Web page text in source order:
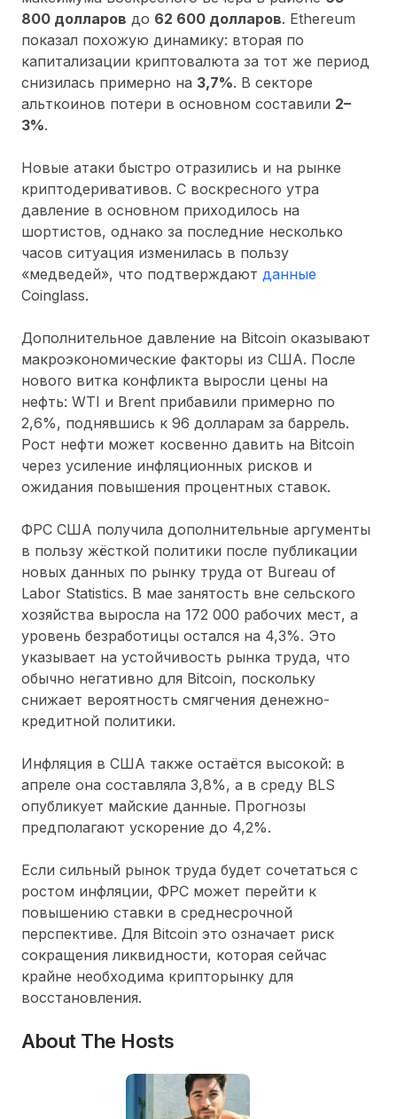
800 долларов до 62 600 долларов. Ethereum
показал похожую динамику: вторая по
капитализации криптовалюта за тот же период
снизилась примерно на 3,7%. В секторе
альткоинов потери в основном составили 2–
3%.
Новые атаки быстро отразились и на рынке
криптодеривативов. С воскресного утра
давление в основном приходилось на
шортистов, однако за последние несколько
часов ситуация изменилась в пользу
«медведей», что подтверждают данные
Coinglass.
Дополнительное давление на Bitcoin оказывают
макроэкономические факторы из США. После
нового витка конфликта выросли цены на
нефть: WTI и Brent прибавили примерно по
2,6%, поднявшись к 96 долларам за баррель.
Рост нефти может косвенно давить на Bitcoin
через усиление инфляционных рисков и
ожидания повышения процентных ставок.
ФРС США получила дополнительные аргументы
в пользу жёсткой политики после публикации
новых данных по рынку труда от Bureau of
Labor Statistics. В мае занятость вне сельского
хозяйства выросла на 172 000 рабочих мест, а
уровень безработицы остался на 4,3%. Это
указывает на устойчивость рынка труда, что
обычно негативно для Bitcoin, поскольку
снижает вероятность смягчения денежно-
кредитной политики.
Инфляция в США также остаётся высокой: в
апреле она составляла 3,8%, а в среду BLS
опубликует майские данные. Прогнозы
предполагают ускорение до 4,2%.
Если сильный рынок труда будет сочетаться с
ростом инфляции, ФРС может перейти к
повышению ставки в среднесрочной
перспективе. Для Bitcoin это означает риск
сокращения ликвидности, которая сейчас
крайне необходима крипторынку для
восстановления.
About The Hosts